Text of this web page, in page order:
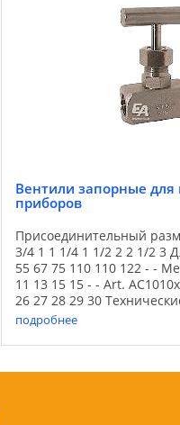
Вентили запорные
приборов
Присоединительный
3/4 1 1 1/4 1 1/2 2 2 1/2 3
55 67 75 110 110 122 - -
11 13 15 15 - - Art.
26 27 28 29 30
Присоединительный
подробнее